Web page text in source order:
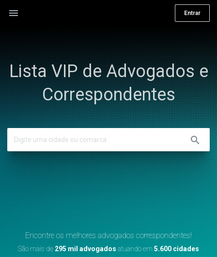
menu Entrar
Lista VIP de Advogados e
Correspondentes
search
Encontre os melhores advogados correspondentes!
São mais de 295 mil advogados atuando em 5.600 cidades